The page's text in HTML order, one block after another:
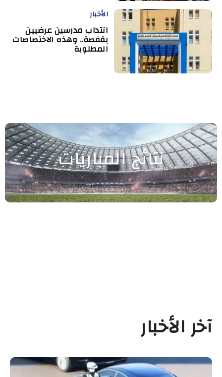
الأخبار
انتداب مدرسين عرضيين
بقفصة.. وهذه الاختصاصات
المطلوبة
نتائج المباريات
آخر الأخبار